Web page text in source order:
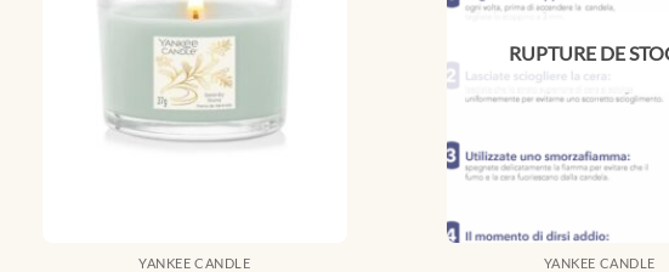
YANKEE CANDLE
RUPTURE DE
YANKEE CANDLE